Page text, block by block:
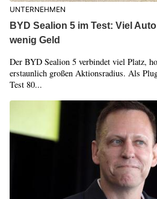
UNTERNEHMEN
BYD Sealion 5 im Test: Viel
wenig Geld
Der BYD Sealion 5 verbindet viel Platz,
erstaunlich großen Aktionsradius. Als
Test 80...